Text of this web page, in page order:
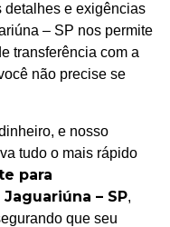
detalhes e exigências
– SP nos permite
transferência com a
não precise se
e nosso
tudo o mais rápido
para
– SP,
que seu